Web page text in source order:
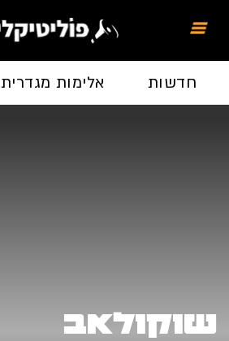
חדשות אלימות מגדרית
שוקולאב